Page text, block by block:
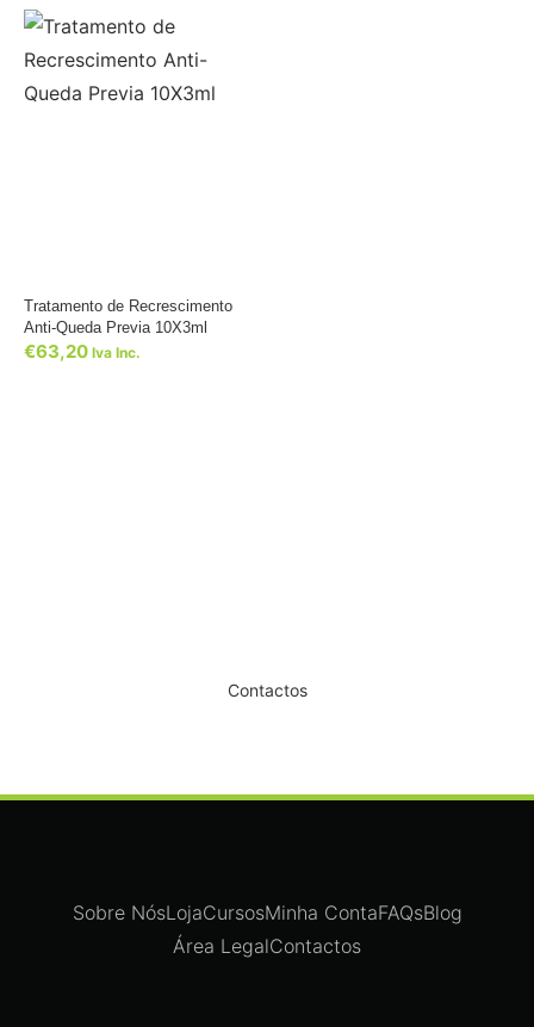
Tratamento de Recrescimento
Anti-Queda Previa 10X3ml
€63,20 Iva Inc.
Contactos
Sobre NósLojaCursosMinha ContaFAQsBlog
Área LegalContactos